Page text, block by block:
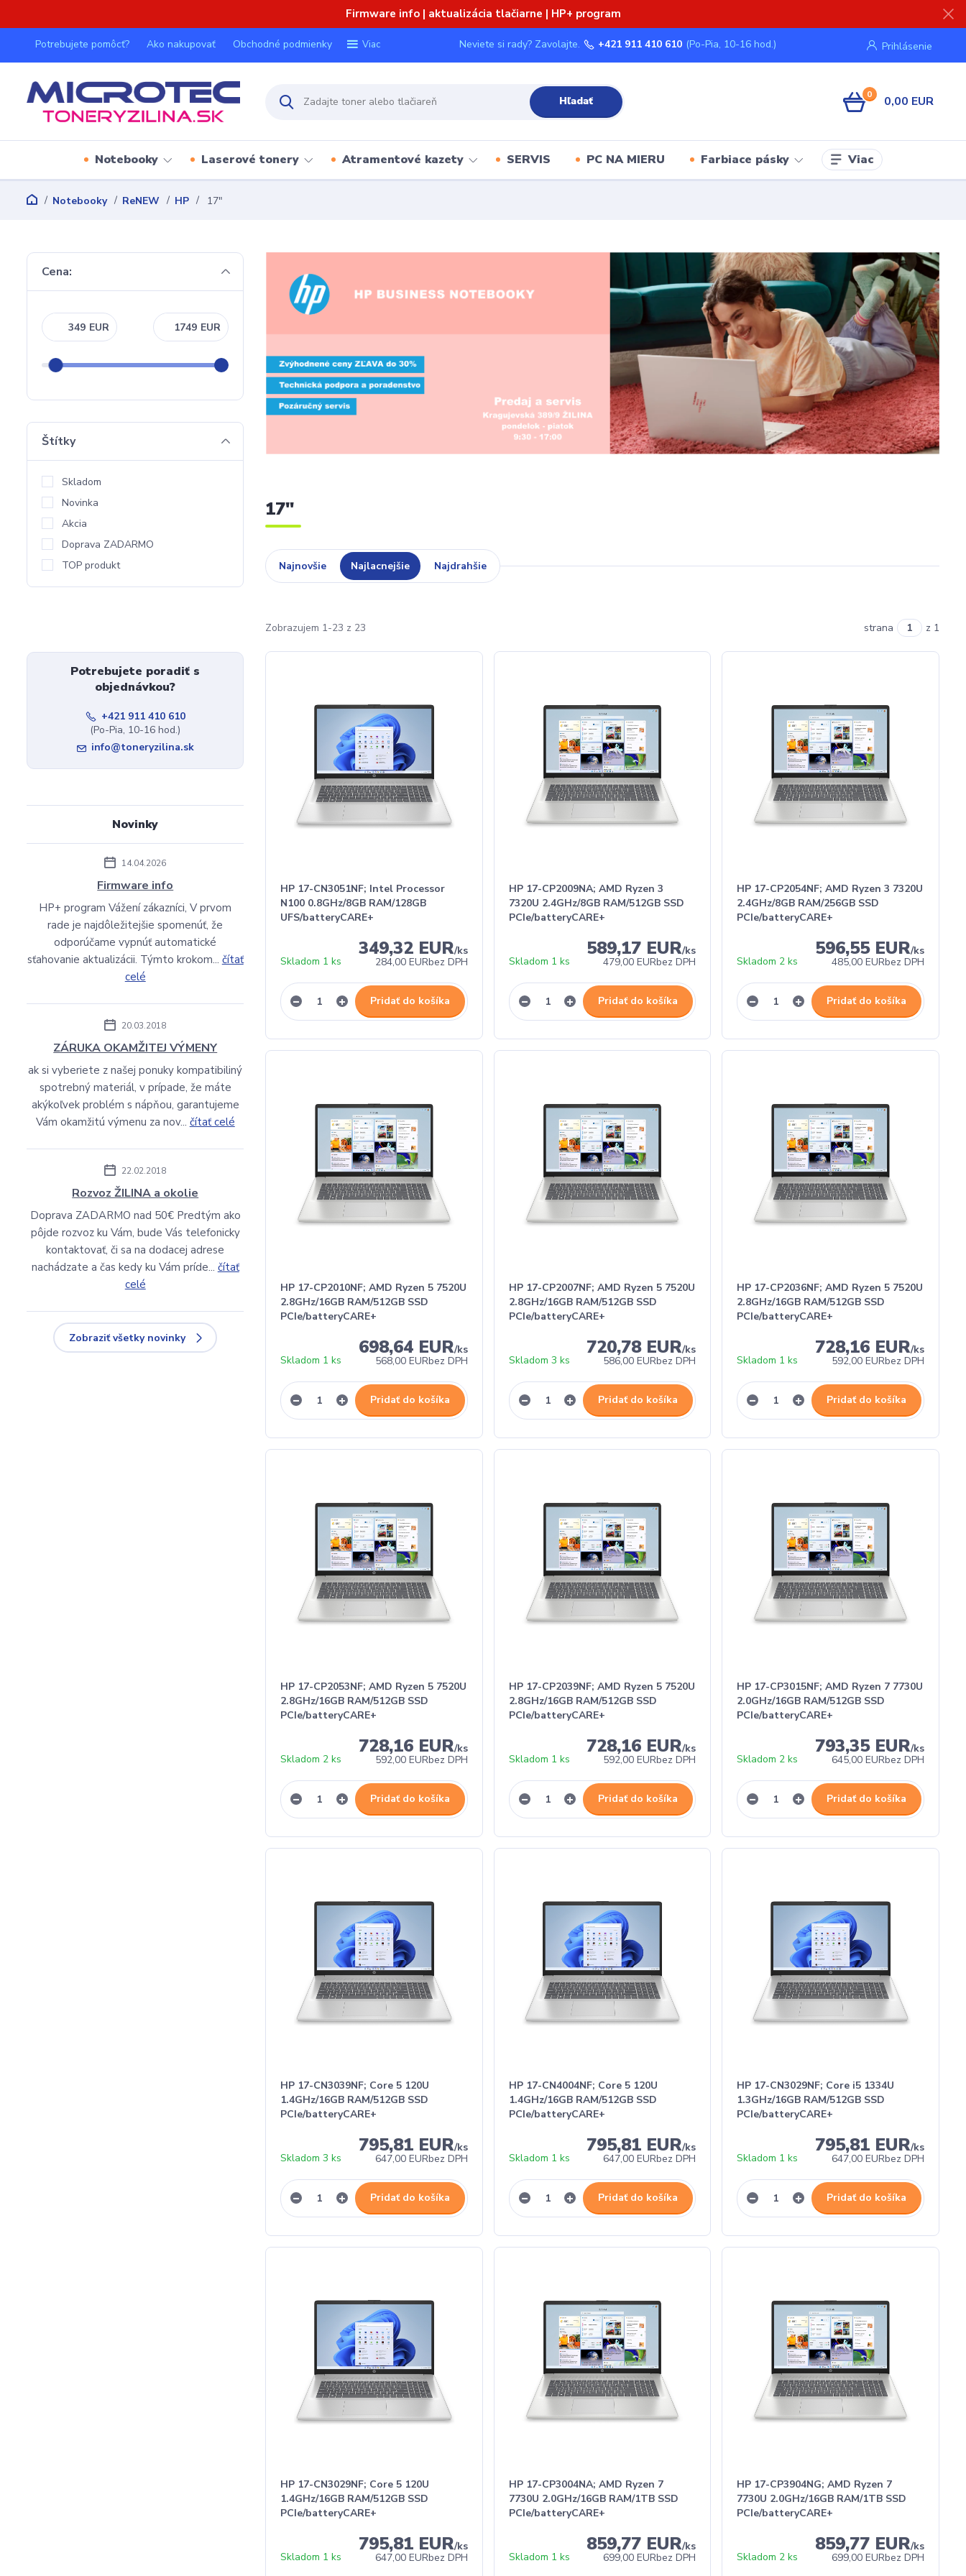
Firmware info | aktualizácia tlačiarne | HP+ program
Potrebujete pomôcť? Ako nakupovať Obchodné podmienky Viac Prihlásenie
Hľadať
Neviete si rady? Zavolajte. +421 911 410 610 (Po-Pia, 10-16 hod.)
0 0,00 EUR
Notebooky Laserové tonery Atramentové kazety SERVIS PC NA MIERU Farbiace pásky Viac
Notebooky ReNEW HP 17"
17"
Najnovšie Najlacnejšie Najdrahšie
Zobrazujem 1-23 z 23 strana z 1
HP 17-CN3051NF; Intel Processor
N100 0.8GHz/8GB RAM/128GB
UFS/batteryCARE+
349,32 EUR/ks
284,00 EURbez DPH
Skladom 1 ks
Pridať do košíka
HP 17-CP2009NA; AMD Ryzen 3
7320U 2.4GHz/8GB RAM/512GB SSD
PCIe/batteryCARE+
589,17 EUR/ks
479,00 EURbez DPH
Skladom 1 ks
Pridať do košíka
HP 17-CP2054NF; AMD Ryzen 3 7320U
2.4GHz/8GB RAM/256GB SSD
PCIe/batteryCARE+
596,55 EUR/ks
485,00 EURbez DPH
Skladom 2 ks
Pridať do košíka
HP 17-CP2010NF; AMD Ryzen 5 7520U
2.8GHz/16GB RAM/512GB SSD
PCIe/batteryCARE+
698,64 EUR/ks
568,00 EURbez DPH
Skladom 1 ks
Pridať do košíka
HP 17-CP2007NF; AMD Ryzen 5 7520U
2.8GHz/16GB RAM/512GB SSD
PCIe/batteryCARE+
720,78 EUR/ks
586,00 EURbez DPH
Skladom 3 ks
Pridať do košíka
HP 17-CP2036NF; AMD Ryzen 5 7520U
2.8GHz/16GB RAM/512GB SSD
PCIe/batteryCARE+
728,16 EUR/ks
592,00 EURbez DPH
Skladom 1 ks
Pridať do košíka
HP 17-CP2053NF; AMD Ryzen 5 7520U
2.8GHz/16GB RAM/512GB SSD
PCIe/batteryCARE+
728,16 EUR/ks
592,00 EURbez DPH
Skladom 2 ks
Pridať do košíka
HP 17-CP2039NF; AMD Ryzen 5 7520U
2.8GHz/16GB RAM/512GB SSD
PCIe/batteryCARE+
728,16 EUR/ks
592,00 EURbez DPH
Skladom 1 ks
Pridať do košíka
HP 17-CP3015NF; AMD Ryzen 7 7730U
2.0GHz/16GB RAM/512GB SSD
PCIe/batteryCARE+
793,35 EUR/ks
645,00 EURbez DPH
Skladom 2 ks
Pridať do košíka
HP 17-CN3039NF; Core 5 120U
1.4GHz/16GB RAM/512GB SSD
PCIe/batteryCARE+
795,81 EUR/ks
647,00 EURbez DPH
Skladom 3 ks
Pridať do košíka
HP 17-CN4004NF; Core 5 120U
1.4GHz/16GB RAM/512GB SSD
PCIe/batteryCARE+
795,81 EUR/ks
647,00 EURbez DPH
Skladom 1 ks
Pridať do košíka
HP 17-CN3029NF; Core i5 1334U
1.3GHz/16GB RAM/512GB SSD
PCIe/batteryCARE+
795,81 EUR/ks
647,00 EURbez DPH
Skladom 1 ks
Pridať do košíka
HP 17-CN3029NF; Core 5 120U
1.4GHz/16GB RAM/512GB SSD
PCIe/batteryCARE+
795,81 EUR/ks
647,00 EURbez DPH
Skladom 1 ks
HP 17-CP3004NA; AMD Ryzen 7
7730U 2.0GHz/16GB RAM/1TB SSD
PCIe/batteryCARE+
859,77 EUR/ks
699,00 EURbez DPH
Skladom 1 ks
HP 17-CP3904NG; AMD Ryzen 7
7730U 2.0GHz/16GB RAM/1TB SSD
PCIe/batteryCARE+
859,77 EUR/ks
699,00 EURbez DPH
Skladom 2 ks
Cena:
EUR EUR
Štítky
Skladom
Novinka
Akcia
Doprava ZADARMO
TOP produkt
Potrebujete poradiť s
objednávkou?
+421 911 410 610
(Po-Pia, 10-16 hod.)
info@toneryzilina.sk
Novinky
14.04.2026
Firmware info
HP+ program Vážení zákazníci, V prvom
rade je najdôležitejšie spomenúť, že
odporúčame vypnúť automatické
sťahovanie aktualizácii. Týmto krokom... čítať
celé
20.03.2018
ZÁRUKA OKAMŽITEJ VÝMENY
ak si vyberiete z našej ponuky kompatibiliný
spotrebný materiál, v prípade, že máte
akýkoľvek problém s nápňou, garantujeme
Vám okamžitú výmenu za nov... čítať celé
22.02.2018
Rozvoz ŽILINA a okolie
Doprava ZADARMO nad 50€ Predtým ako
pôjde rozvoz ku Vám, bude Vás telefonicky
kontaktovať, či sa na dodacej adrese
nachádzate a čas kedy ku Vám príde... čítať
celé
Zobraziť všetky novinky